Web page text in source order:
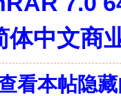
中文商
看本帖隐